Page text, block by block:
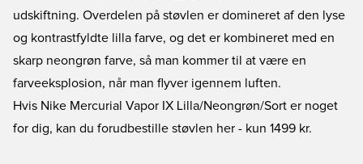
udskiftning. Overdelen på støvlen er domineret af den lyse
og kontrastfyldte lilla farve, og det er kombineret med en
skarp neongrøn farve, så man kommer til at være en
farveeksplosion, når man flyver igennem luften.
Hvis Nike Mercurial Vapor IX Lilla/Neongrøn/Sort er noget
for dig, kan du forudbestille støvlen her - kun 1499 kr.